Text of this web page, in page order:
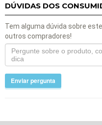
DÚVIDAS DOS
Tem alguma dúvida sobre
outros compradores!
Enviar pergunta